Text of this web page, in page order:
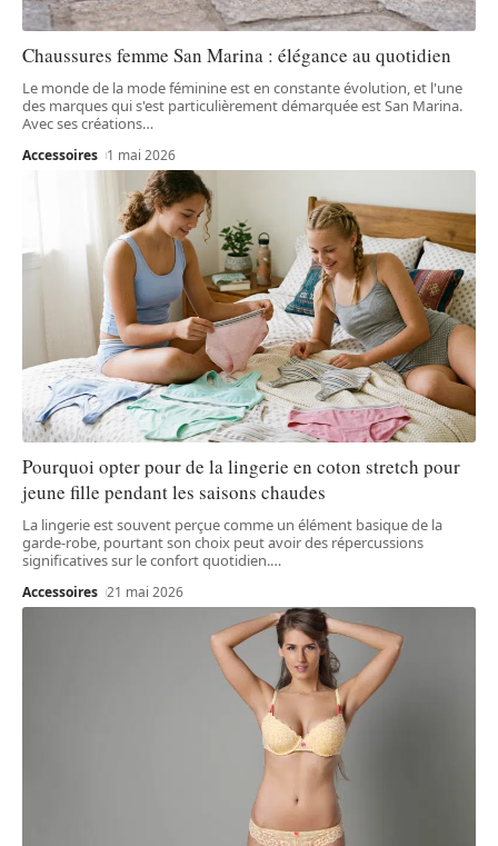
Chaussures femme San Marina : élégance au quotidien
Le monde de la mode féminine est en constante évolution, et l'une
des marques qui s'est particulièrement démarquée est San Marina.
Avec ses créations…
Accessoires 1 mai 2026
Pourquoi opter pour de la lingerie en coton stretch pour
jeune fille pendant les saisons chaudes
La lingerie est souvent perçue comme un élément basique de la
garde-robe, pourtant son choix peut avoir des répercussions
significatives sur le confort quotidien.…
Accessoires 21 mai 2026